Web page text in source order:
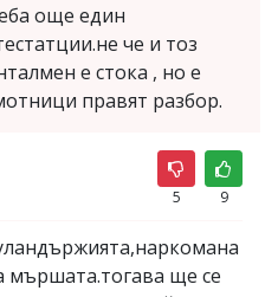
още един
че и тоз
е стока , но е
правят разбор.
5 9
мършата.тогава ще се